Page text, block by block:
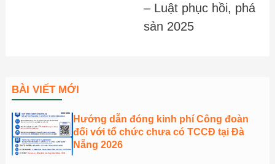
– Luật phục hồi, phá
sản 2025
BÀI VIẾT MỚI
Hướng dẫn đóng kinh phí Công đoàn
đối với tổ chức chưa có TCCĐ tại Đà
Nẵng 2026